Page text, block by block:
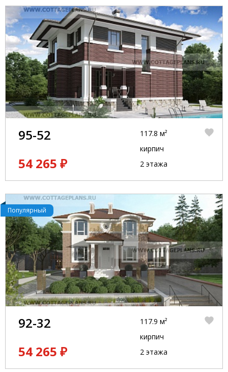
95-52
54 265 ₽
117.8 м²
кирпич
2 этажа
Популярный
92-32
54 265 ₽
117.9 м²
кирпич
2 этажа